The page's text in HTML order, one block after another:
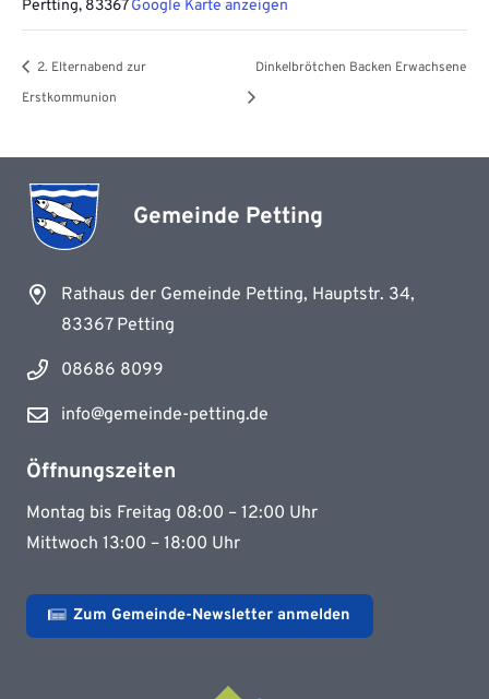
Pertting, 83367 Google Karte anzeigen
2. Elternabend zur
Erstkommunion
Dinkelbrötchen Backen Erwachsene
Gemeinde Petting
Rathaus der Gemeinde Petting, Hauptstr. 34,
83367 Petting
08686 8099
info@gemeinde-petting.de
Öffnungszeiten
Montag bis Freitag 08:00 – 12:00 Uhr
Mittwoch 13:00 – 18:00 Uhr
Zum Gemeinde-Newsletter anmelden